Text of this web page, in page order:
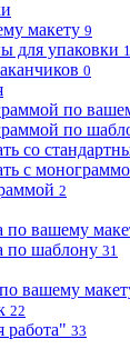
макету 9
для упаковки
0
по
по
со
с
2
вашему
по шаблону 31
вашему
22
работа" 33